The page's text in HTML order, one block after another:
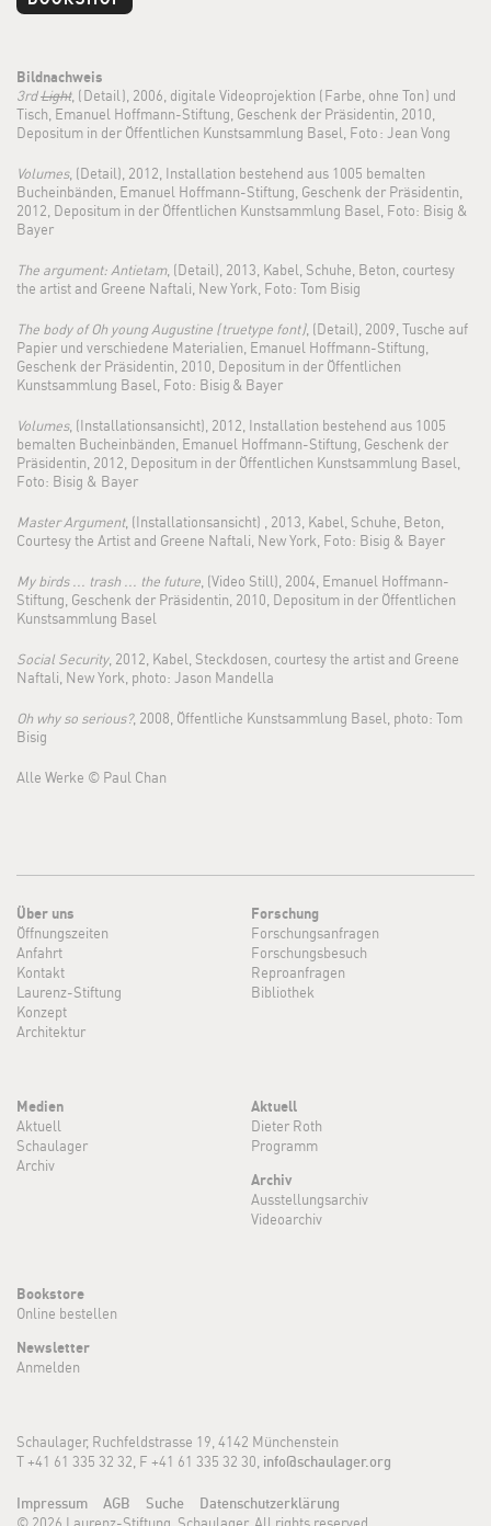
Bildnachweis
3rdLight, ( Detail ), 2006, digitale Videoprojektion ( Farbe, ohne Ton ) und
Tisch, Emanuel Hoffmann-Stiftung, Geschenk der Präsidentin, 2010,
Depositum in der Öffentlichen Kunstsammlung Basel, Foto : Jean Vong
Volumes, (Detail), 2012, Installation bestehend aus 1005 bemalten
Bucheinbänden, Emanuel Hoffmann-Stiftung, Geschenk der Präsidentin,
2012, Depositum in der Öffentlichen Kunstsammlung Basel, Foto: Bisig &
Bayer
The argument: Antietam, (Detail), 2013, Kabel, Schuhe, Beton, courtesy
the artist and Greene Naftali, New York, Foto: Tom Bisig
The body of Oh young Augustine ( truetype font ), (Detail), 2009, Tusche auf
Papier und verschiedene Materialien, Emanuel Hoffmann-Stiftung,
Geschenk der Präsidentin, 2010, Depositum in der Öffentlichen
Kunstsammlung Basel, Foto: Bisig & Bayer
Volumes, (Installationsansicht), 2012, Installation bestehend aus 1005
bemalten Bucheinbänden, Emanuel Hoffmann-Stiftung, Geschenk der
Präsidentin, 2012, Depositum in der Öffentlichen Kunstsammlung Basel,
Foto: Bisig & Bayer
Master Argument, (Installationsansicht) , 2013, Kabel, Schuhe, Beton,
Courtesy the Artist and Greene Naftali, New York, Foto: Bisig & Bayer
My birds ... trash ... the future , (Video Still), 2004, Emanuel Hoffmann-
Stiftung, Geschenk der Präsidentin, 2010, Depositum in der Öffentlichen
Kunstsammlung Basel
Social Security, 2012, Kabel, Steckdosen, courtesy the artist and Greene
Naftali, New York, photo: Jason Mandella
Oh why so serious?, 2008, Öffentliche Kunstsammlung Basel, photo: Tom
Bisig
Alle Werke © Paul Chan
Über uns
Öffnungszeiten
Anfahrt
Kontakt
Laurenz-Stiftung
Konzept
Architektur
Forschung
Forschungsanfragen
Forschungsbesuch
Reproanfragen
Bibliothek
Medien
Aktuell
Schaulager
Archiv
Aktuell
Dieter Roth
Programm
Archiv
Ausstellungsarchiv
Videoarchiv
Bookstore
Online bestellen
Newsletter
Anmelden
Schaulager, Ruchfeldstrasse 19, 4142 Münchenstein
T +41 61 335 32 32, F +41 61 335 32 30, info@schaulager.org
Impressum AGB Suche
Datenschutzerklärung